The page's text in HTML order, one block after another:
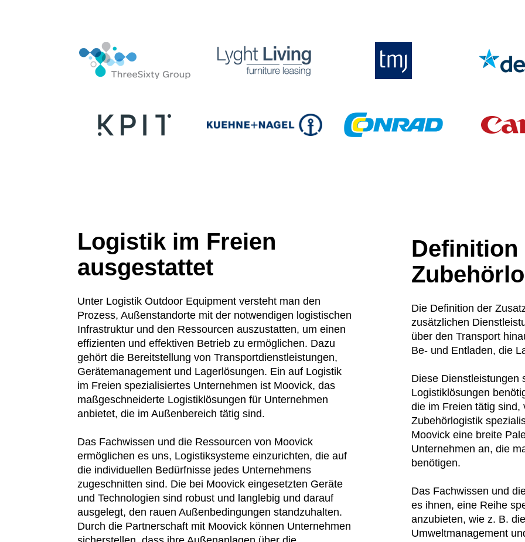
Logistik im Freien
ausgestattet
Unter Logistik Outdoor Equipment versteht man den
Prozess, Außenstandorte mit der notwendigen logistischen
Infrastruktur und den Ressourcen auszustatten, um einen
effizienten und effektiven Betrieb zu ermöglichen. Dazu
gehört die Bereitstellung von Transportdienstleistungen,
Gerätemanagement und Lagerlösungen. Ein auf Logistik
im Freien spezialisiertes Unternehmen ist Moovick, das
maßgeschneiderte Logistiklösungen für Unternehmen
anbietet, die im Außenbereich tätig sind.
Das Fachwissen und die Ressourcen von Moovick
ermöglichen es uns, Logistiksysteme einzurichten, die auf
die individuellen Bedürfnisse jedes Unternehmens
zugeschnitten sind. Die bei Moovick eingesetzten Geräte
und Technologien sind robust und langlebig und darauf
ausgelegt, den rauen Außenbedingungen standzuhalten.
Durch die Partnerschaft mit Moovick können Unternehmen
Definition
Die Definition der
zusätzlichen
über den Transport
Be- und Entladen, die
Diese Dienstleistungen
Logistiklösungen
die im Freien tätig sind,
Zubehörlogistik
Moovick eine breite
Unternehmen an, die
benötigen.
Das Fachwissen und
es ihnen, eine Reihe
anzubieten, wie z. B.
Umweltmanagement